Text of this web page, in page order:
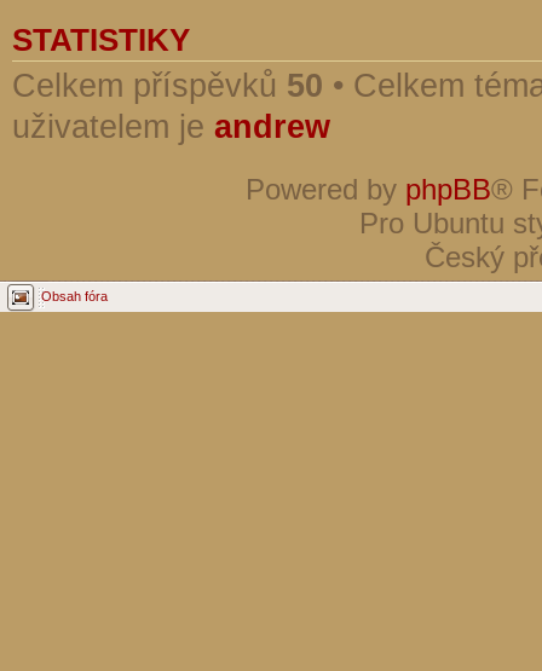
STATISTIKY
Celkem příspěvků 50 • Celkem
uživatelem je andrew
Powered by phpBB®
Pro Ubuntu
Český
Obsah fóra